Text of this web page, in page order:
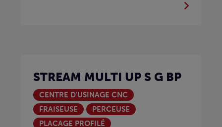
STREAM MULTI UP S G BP
CENTRE D'USINAGE CNC
FRAISEUSE
PERCEUSE
PLACAGE PROFILÉ